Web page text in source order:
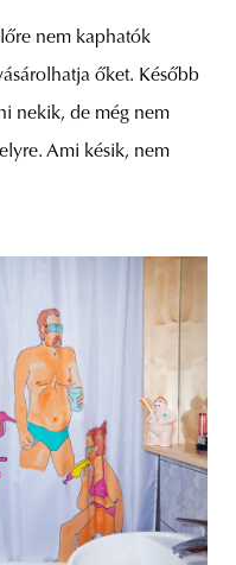
nem kaphatók
őket. Később
nekik, de még nem
Ami késik, nem